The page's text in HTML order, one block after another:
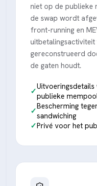
niet op de publieke
de swap wordt
front-running en
gereconstrueerd
de gaten houdt.
Uitvoeringsdetails
publieke
Bescherming
sandwiching
Privé voor het